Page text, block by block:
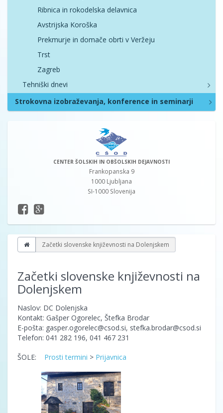
Ribnica in rokodelska delavnica
Avstrijska Koroška
Prekmurje in domače obrti v Veržeju
Trst
Zagreb
Tehniški dnevi
Strokovna izobraževanja, konference in seminarji
CENTER ŠOLSKIH IN OBŠOLSKIH DEJAVNOSTI
Frankopanska 9
1000 Ljubljana
SI-1000 Slovenija
Začetki slovenske književnosti na Dolenjskem
Začetki slovenske književnosti na
Dolenjskem
Naslov: DC Dolenjska
Kontakt: Gašper Ogorelec, Štefka Brodar
E-pošta: gasper.ogorelec@csod.si, stefka.brodar@csod.si
Telefon: 041 282 196, 041 467 231
ŠOLE: Prosti termini > Prijavnica